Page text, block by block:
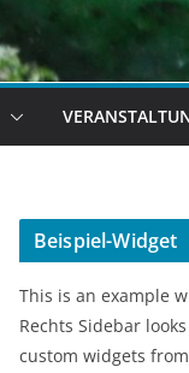
Beispiel-Widget
This is an example
Rechts Sidebar
custom widgets